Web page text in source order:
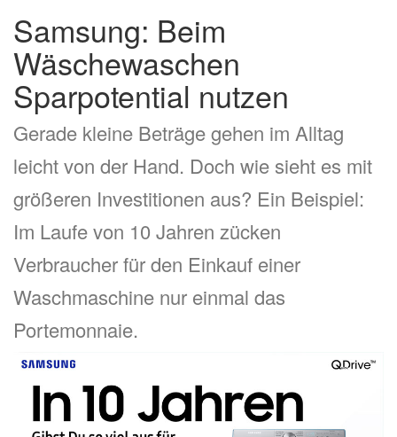
Samsung: Beim
Wäschewaschen
Sparpotential nutzen
Gerade kleine Beträge gehen im Alltag
leicht von der Hand. Doch wie sieht es mit
größeren Investitionen aus? Ein Beispiel:
Im Laufe von 10 Jahren zücken
Verbraucher für den Einkauf einer
Waschmaschine nur einmal das
Portemonnaie.